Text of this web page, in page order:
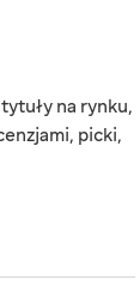
na rynku,
picki,